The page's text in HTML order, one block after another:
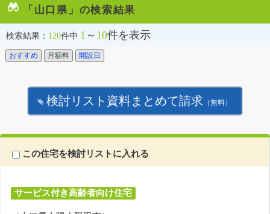
「山口県」の検索結果
検索結果： 120件中 1 ～ 10件を表示
おすすめ 月額料 開設日
検討リスト資料まとめて請求 （無料）
この住宅を検討リストに入れる
サービス付き高齢者向け住宅